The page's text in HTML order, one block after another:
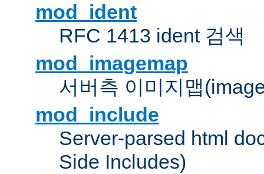
mod_ident
RFC 1413 ident 검색
mod_imagemap
서버측 이미지맵
mod_include
Server-parsed html
Side Includes)